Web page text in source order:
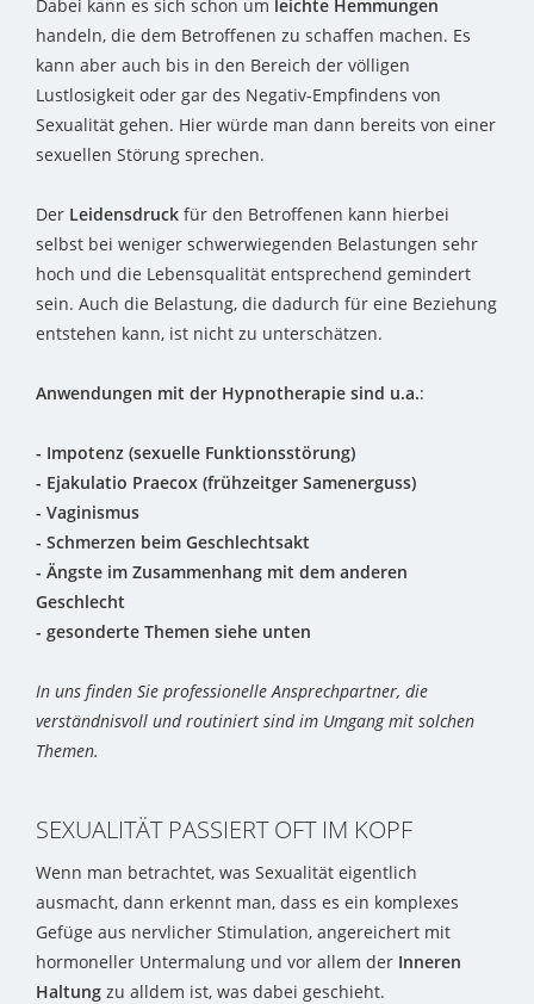
Dabei kann es sich schon um leichte Hemmungen
handeln, die dem Betroffenen zu schaffen machen. Es
kann aber auch bis in den Bereich der völligen
Lustlosigkeit oder gar des Negativ-Empfindens von
Sexualität gehen. Hier würde man dann bereits von einer
sexuellen Störung sprechen.
Der Leidensdruck für den Betroffenen kann hierbei
selbst bei weniger schwerwiegenden Belastungen sehr
hoch und die Lebensqualität entsprechend gemindert
sein. Auch die Belastung, die dadurch für eine Beziehung
entstehen kann, ist nicht zu unterschätzen.
Anwendungen mit der Hypnotherapie sind u.a.:
- Impotenz (sexuelle Funktionsstörung)
- Ejakulatio Praecox (frühzeitger Samenerguss)
- Vaginismus
- Schmerzen beim Geschlechtsakt
- Ängste im Zusammenhang mit dem anderen
Geschlecht
- gesonderte Themen siehe unten
In uns finden Sie professionelle Ansprechpartner, die
verständnisvoll und routiniert sind im Umgang mit solchen
Themen.
SEXUALITÄT PASSIERT OFT IM KOPF
Wenn man betrachtet, was Sexualität eigentlich
ausmacht, dann erkennt man, dass es ein komplexes
Gefüge aus nervlicher Stimulation, angereichert mit
hormoneller Untermalung und vor allem der Inneren
Haltung zu alldem ist, was dabei geschieht.